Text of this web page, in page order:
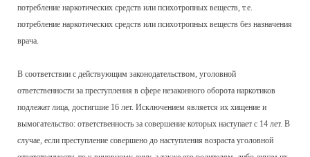
потребление наркотических средств или психотропных веществ, т.е.
потребление наркотических средств или психотропных веществ без назначения
врача.
В соответствии с действующим законодательством, уголовной
ответственности за преступления в сфере незаконного оборота наркотиков
подлежат лица, достигшие 16 лет. Исключением является их хищение и
вымогательство: ответственность за совершение которых наступает с 14 лет. В
случае, если преступление совершено до наступления возраста уголовной